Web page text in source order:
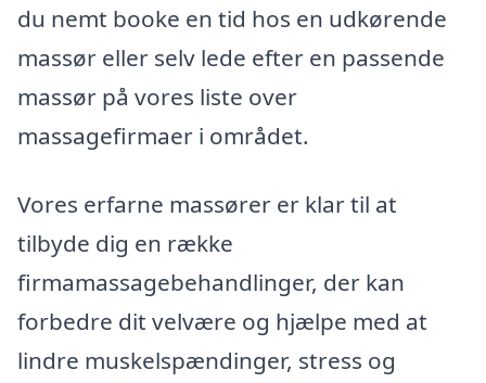
du nemt booke en tid hos en udkørende
massør eller selv lede efter en passende
massør på vores liste over
massagefirmaer i området.
Vores erfarne massører er klar til at
tilbyde dig en række
firmamassagebehandlinger, der kan
forbedre dit velvære og hjælpe med at
lindre muskelspændinger, stress og